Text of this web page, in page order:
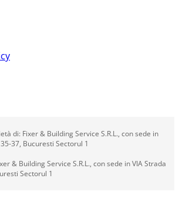
di: Fixer & Building Service S.R.L., con sede in
37, Bucuresti Sectorul 1
& Building Service S.R.L., con sede in VIA Strada
Sectorul 1